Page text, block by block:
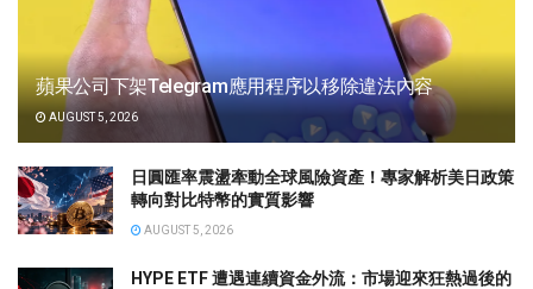
蘋果公司下架Telegram應用程序以移除違法內容
AUGUST 5, 2026
日圓匯率震盪牽動全球風險資產！專家解析美日政策
轉向對比特幣的實質影響
AUGUST 5, 2026
HYPE ETF 遭遇連續資金外流：市場迎來狂熱過後的